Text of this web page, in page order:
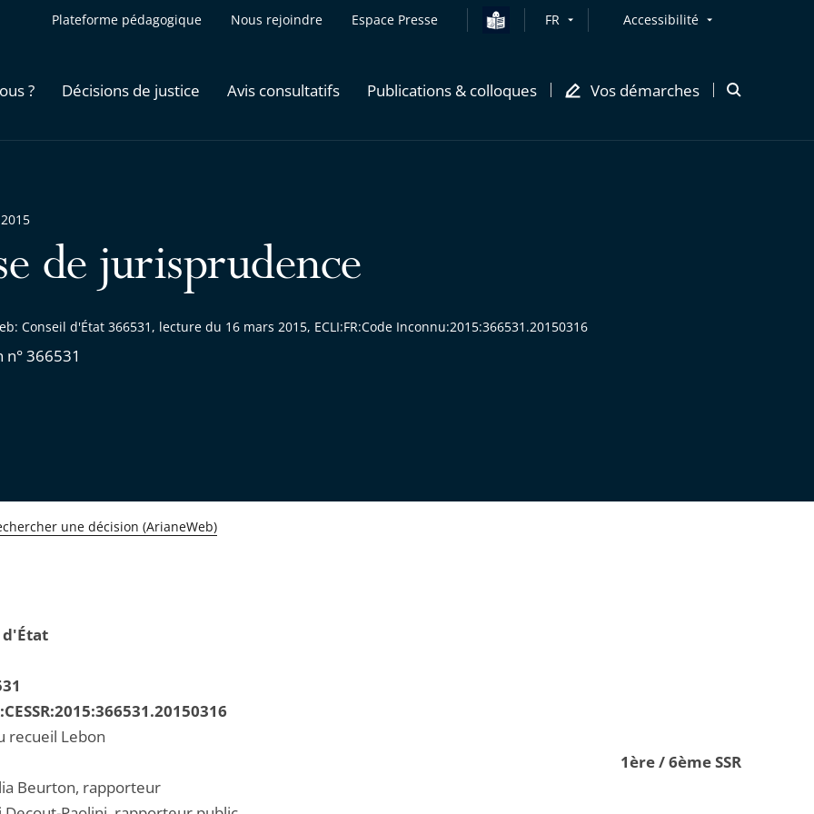
Plateforme pédagogique Nous rejoindre Espace Presse FR Accessibilité
? Décisions de justice Avis consultatifs Publications & colloques Vos démarches
Ouvrir
de jurisprudence
Conseil d'État 366531, lecture du 16 mars 2015, ECLI:FR:Code Inconnu:2015:366531.20150316
n° 366531
une décision (ArianeWeb)
d'État
recueil Lebon
1ère / 6ème SSR
Beurton, rapporteur